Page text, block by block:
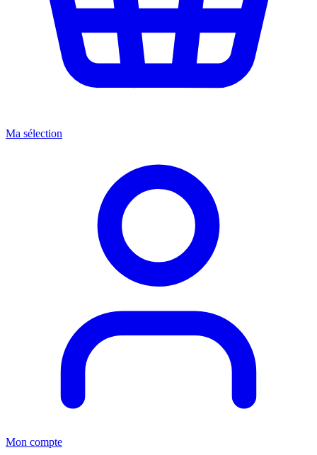
Ma sélection
Mon compte